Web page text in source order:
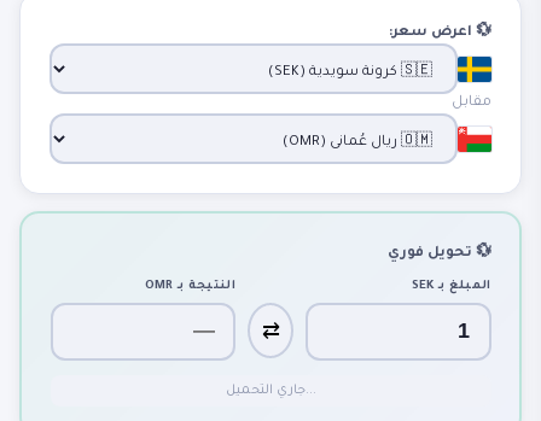
💱 اعرض سعر:
مقابل
💱 تحويل فوري
المبلغ بـSEK
⇄
النتيجة بـ OMR
جاري التحميل...